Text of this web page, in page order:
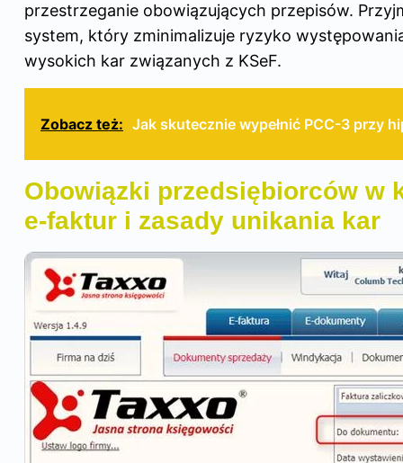
przestrzeganie obowiązujących przepisów.
system, który zminimalizuje ryzyko
wysokich kar związanych z KSeF.
Zobacz też: Jak skutecznie wypełnić PCC-3 przy
Obowiązki przedsiębiorców w
e-faktur i zasady unikania kar